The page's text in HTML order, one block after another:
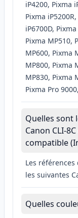
iP4200, Pixma
Pixma
iP6700D,
Pixma MP510,
MP600, Pixma
MP800, Pixma
MP830, Pixma
Pixma Pro
Quelles sont
Canon CLI-
compatible
Les
les suivantes
Quelles